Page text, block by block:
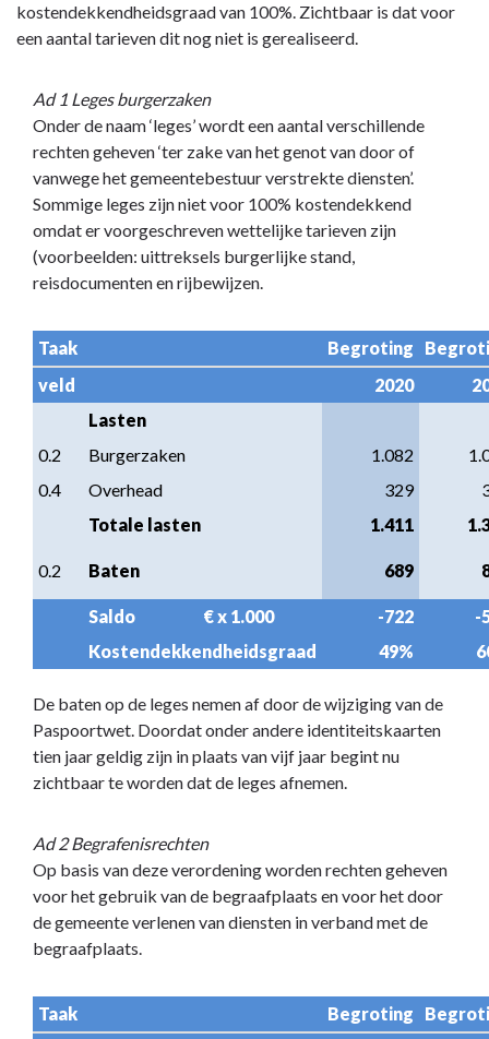
Paragraaf
Lokale
heffingen
Rechten
kostendekkendheidsgraad van 100%. Zichtbaar is dat voor
een aantal tarieven dit nog niet is gerealiseerd.
Ad 1 Leges burgerzaken
Onder de naam ‘leges’ wordt een aantal verschillende
rechten geheven ‘ter zake van het genot van door of
vanwege het gemeentebestuur verstrekte diensten’.
Sommige leges zijn niet voor 100% kostendekkend
omdat er voorgeschreven wettelijke tarieven zijn
(voorbeelden: uittreksels burgerlijke stand,
reisdocumenten en rijbewijzen.
Taak Begroting
veld
2020
Lasten
0.2
Burgerzaken 1.082
0.4
Overhead 329
Totale lasten
1.411
0.2 Baten 689
Saldo                     € x 1.000 -722
-
Kostendekkendheidsgraad
49%
De baten op de leges nemen af door de wijziging van de
Paspoortwet. Doordat onder andere identiteitskaarten
tien jaar geldig zijn in plaats van vijf jaar begint nu
zichtbaar te worden dat de leges afnemen.
Ad 2 Begrafenisrechten
Op basis van deze verordening worden rechten geheven
voor het gebruik van de begraafplaats en voor het door
de gemeente verlenen van diensten in verband met de
begraafplaats.
Taak Begroting